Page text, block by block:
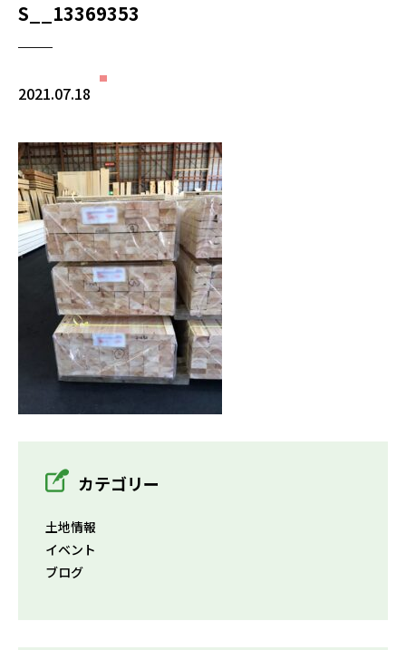
S__13369353
2021.07.18
カテゴリー
土地情報
イベント
ブログ